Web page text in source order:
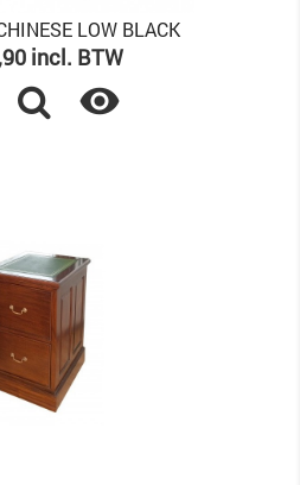
LOW BLACK
incl. BTW
